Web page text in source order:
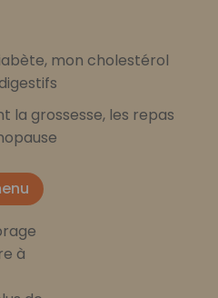
mon cholestérol
la grossesse, les repas
à